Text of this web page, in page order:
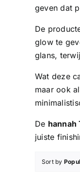
geven dat
De
glow te
glans,
Wat deze
maar ook
De hannah
juiste
Sort by